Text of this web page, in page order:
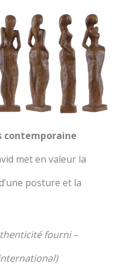
contemporaine
met en valeur la
posture et la
fourni –